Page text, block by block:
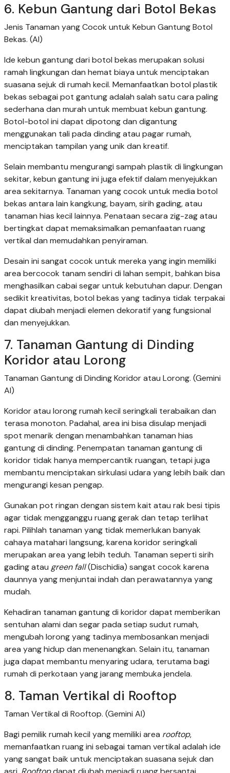
6. Kebun Gantung dari Botol Bekas
Jenis Tanaman yang Cocok untuk Kebun Gantung Botol
Bekas. (AI)
Ide kebun gantung dari botol bekas merupakan solusi
ramah lingkungan dan hemat biaya untuk menciptakan
suasana sejuk di rumah kecil. Memanfaatkan botol plastik
bekas sebagai pot gantung adalah salah satu cara paling
sederhana dan murah untuk membuat kebun gantung.
Botol-botol ini dapat dipotong dan digantung
menggunakan tali pada dinding atau pagar rumah,
menciptakan tampilan yang unik dan kreatif.
Selain membantu mengurangi sampah plastik di lingkungan
sekitar, kebun gantung ini juga efektif dalam menyejukkan
area sekitarnya. Tanaman yang cocok untuk media botol
bekas antara lain kangkung, bayam, sirih gading, atau
tanaman hias kecil lainnya. Penataan secara zig-zag atau
bertingkat dapat memaksimalkan pemanfaatan ruang
vertikal dan memudahkan penyiraman.
Desain ini sangat cocok untuk mereka yang ingin memiliki
area bercocok tanam sendiri di lahan sempit, bahkan bisa
menghasilkan cabai segar untuk kebutuhan dapur. Dengan
sedikit kreativitas, botol bekas yang tadinya tidak terpakai
dapat diubah menjadi elemen dekoratif yang fungsional
dan menyejukkan.
7. Tanaman Gantung di Dinding
Koridor atau Lorong
Tanaman Gantung di Dinding Koridor atau Lorong. (Gemini
AI)
Koridor atau lorong rumah kecil seringkali terabaikan dan
terasa monoton. Padahal, area ini bisa disulap menjadi
spot menarik dengan menambahkan tanaman hias
gantung di dinding. Penempatan tanaman gantung di
koridor tidak hanya mempercantik ruangan, tetapi juga
membantu menciptakan sirkulasi udara yang lebih baik dan
mengurangi kesan pengap.
Gunakan pot ringan dengan sistem kait atau rak besi tipis
agar tidak mengganggu ruang gerak dan tetap terlihat
rapi. Pilihlah tanaman yang tidak memerlukan banyak
cahaya matahari langsung, karena koridor seringkali
merupakan area yang lebih teduh. Tanaman seperti sirih
gading atau green fall(Dischidia) sangat cocok karena
daunnya yang menjuntai indah dan perawatannya yang
mudah.
Kehadiran tanaman gantung di koridor dapat memberikan
sentuhan alami dan segar pada setiap sudut rumah,
mengubah lorong yang tadinya membosankan menjadi
area yang hidup dan menenangkan. Selain itu, tanaman
juga dapat membantu menyaring udara, terutama bagi
rumah di perkotaan yang jarang membuka jendela.
8. Taman Vertikal di Rooftop
Taman Vertikal di Rooftop. (Gemini AI)
Bagi pemilik rumah kecil yang memiliki area rooftop,
memanfaatkan ruang ini sebagai taman vertikal adalah ide
yang sangat baik untuk menciptakan suasana sejuk dan